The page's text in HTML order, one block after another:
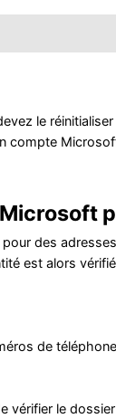
le
des
est alors
de
le